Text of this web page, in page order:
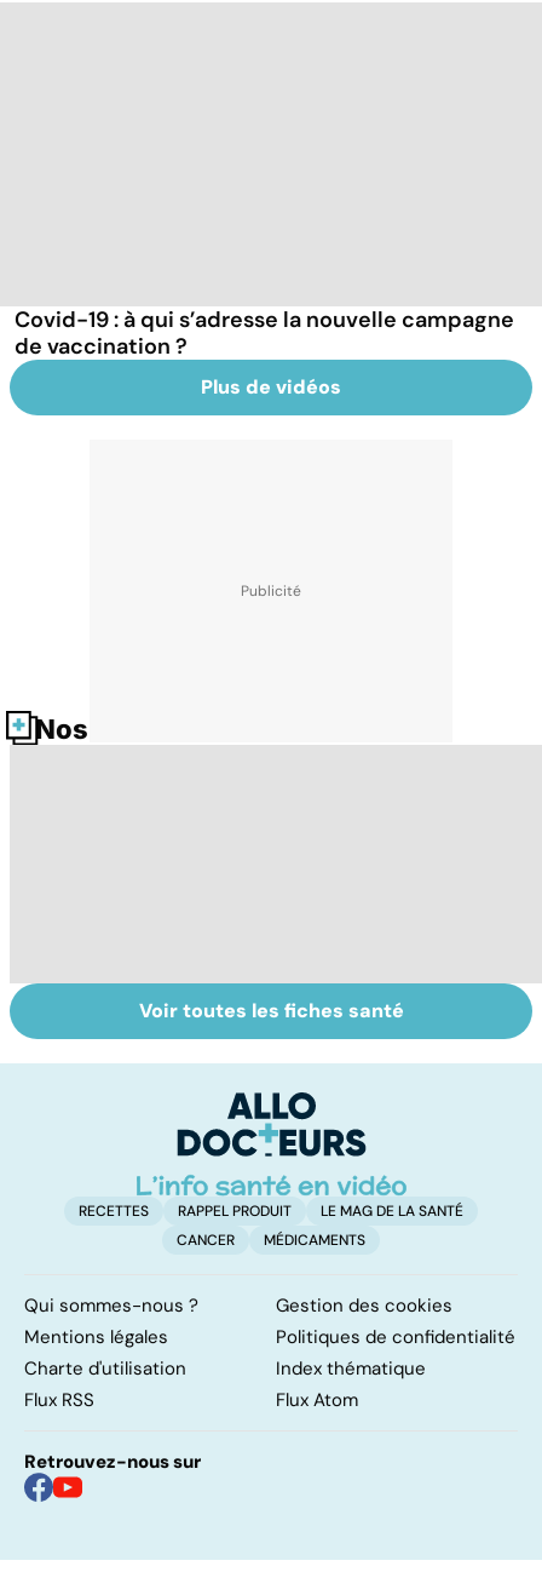
Covid-19 : à qui s’adresse la nouvelle campagne
de vaccination ?
Plus de vidéos
Nos fiches santé
Tout savoir sur
les infections
Inflammation des
amygdales : que
d'angine ?
Voir toutes les fiches santé
RECETTES RAPPEL PRODUIT
LE MAG DE LA SANTÉ
CANCER
MÉDICAMENTS
Qui sommes-nous ?
Gestion des cookies
Mentions légales
Politiques de confidentialité
Charte d'utilisation
Index thématique
Flux RSS
Flux Atom
Retrouvez-nous sur